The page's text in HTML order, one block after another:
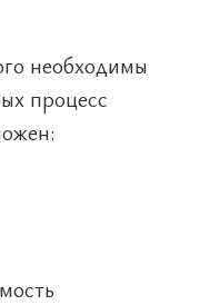
необходимы
процесс